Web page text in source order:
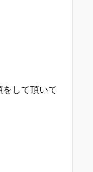
して頂いて